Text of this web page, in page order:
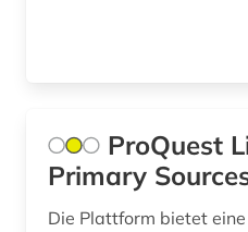
ProQuest
Primary
Die Plattform bietet